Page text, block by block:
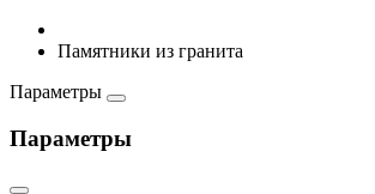
Памятники из гранита
Параметры
Параметры